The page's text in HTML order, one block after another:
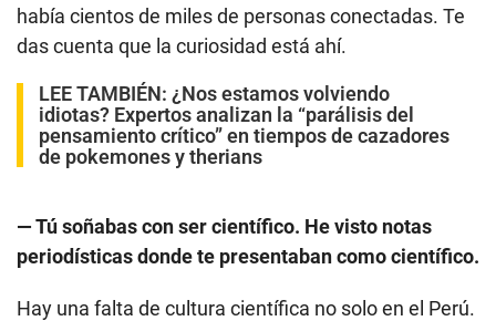
había cientos de miles de personas conectadas. Te
das cuenta que la curiosidad está ahí.
LEE TAMBIÉN: ¿Nos estamos volviendo
idiotas? Expertos analizan la “parálisis del
pensamiento crítico” en tiempos de cazadores
de pokemones y therians
— Tú soñabas con ser científico. He visto notas
periodísticas donde te presentaban como científico.
Hay una falta de cultura científica no solo en el Perú.